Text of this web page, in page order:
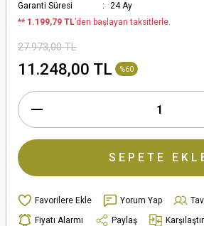
Garanti Süresi
24 Ay
** 1.199,79 TL’den başlayan taksitlerle.
27.973,00 TL
11.248,00 TL %60
SEPETE
Yorum Yap
Fiyatı Alarmı
Paylaş Karşılaştır